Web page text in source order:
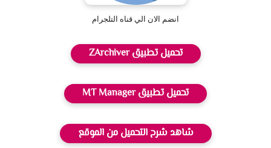
انضم الان الي قناه التلجرام
تحميل تطبيق ZArchiver
تحميل تطبيق MT Manager
شاهد شرح التحميل من الموقع